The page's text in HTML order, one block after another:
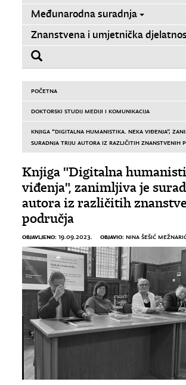
Međunarodna suradnja
Znanstvena i umjetnička
POČETNA
DOKTORSKI STUDIJ MEDIJI I KOMUNIKACIJA
KNJIGA “DIGITALNA HUMANISTIKA. NEKA VIĐENJA”,
SURADNJA TRIJU AUTORA IZ RAZLIČITIH ZNANSTVENIH
Knjiga "Digitalna
viđenja", zanimljiva je
autora iz različitih
područja
OBJAVLJENO: 19.09.2023. OBJAVIO: NINA ŠEŠIĆ